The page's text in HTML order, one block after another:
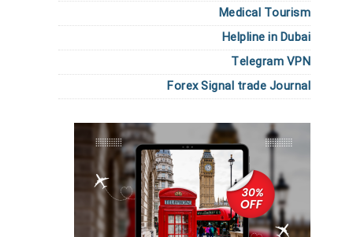
Medical Tourism
Helpline in Dubai
Telegram VPN
Forex Signal trade Journal